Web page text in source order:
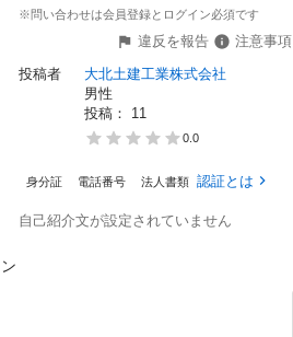
※問い合わせは会員登録とログイン必須です
違反を報告
注意事項
投稿者
大北土建工業株式会社
男性
投稿： 11
0.0
身分証 電話番号 法人書類 認証とは
自己紹介文が設定されていません